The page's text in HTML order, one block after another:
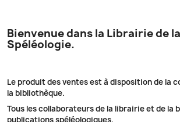
Bienvenue dans la Librairie de
Spéléologie.
Le produit des ventes est à disposition de la
la bibliothèque.
Tous les collaborateurs de la librairie et de la
publications spéléologiques.